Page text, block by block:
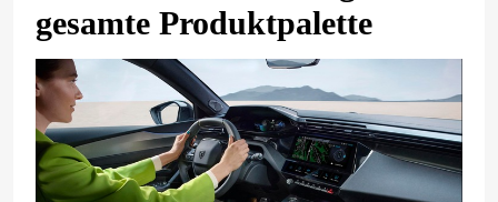
gesamte Produktpalette